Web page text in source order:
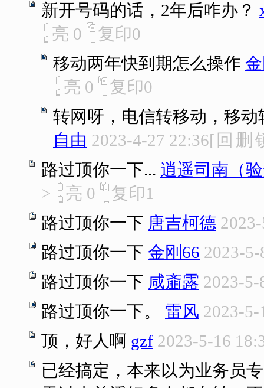
新开号码的话，2年后咋办？
亮 0 复印0
移动两年快到期怎么操作
亮 0 复印0
转网呀，电信转移动，移
自由 2023-4-27 22:36[ 回 删
路过顶你一下... 逍遥司南（
>
亮 0 复印1
路过顶你一下 唐吉柯德
路过顶你一下 金刚66 2023-
路过顶你一下 咸齑露 2023-5-
路过顶你一下。
雷风 2023-5-
顶，好人啊 gzf 2023-5-16
已经搞定，本来以为业务员